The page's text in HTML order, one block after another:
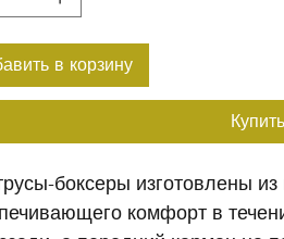
в корзину
боксеры изготовлены
комфорт в